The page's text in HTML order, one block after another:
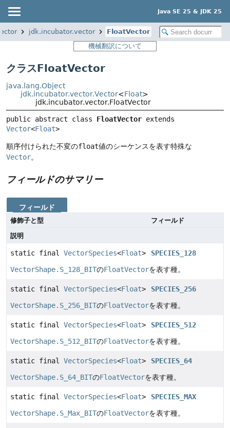
Java SE 25 & JDK 25
jdk.incubator.vector
FloatVector
機械翻訳について
クラスFloatVector
java.lang.Object
jdk.incubator.vector.Vector<Float>
jdk.incubator.vector.FloatVector
public abstract class FloatVector
Vector<Float>
順序付けられた不変のfloat値のシーケンスを表す特殊な
Vector。
フィールドのサマリー
フィールド
修飾子と型
フィールド
説明
static final VectorSpecies<Float>
SPECIES_128
VectorShape.S_128_BITのFloatVectorを表す種。
static final VectorSpecies<Float>
SPECIES_256
VectorShape.S_256_BITのFloatVectorを表す種。
static final VectorSpecies<Float>
SPECIES_512
VectorShape.S_512_BITのFloatVectorを表す種。
static final VectorSpecies<Float>
SPECIES_64
VectorShape.S_64_BITのFloatVectorを表す種。
static final VectorSpecies<Float>
SPECIES_MAX
VectorShape.S_Max_BITのFloatVectorを表す種。